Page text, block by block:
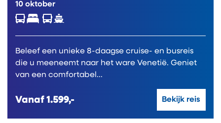
10 oktober
Beleef een unieke 8-daagse cruise- en busreis
die u meeneemt naar het ware Venetië. Geniet
van een comfortabel...
Vanaf 1.599,- Bekijk reis